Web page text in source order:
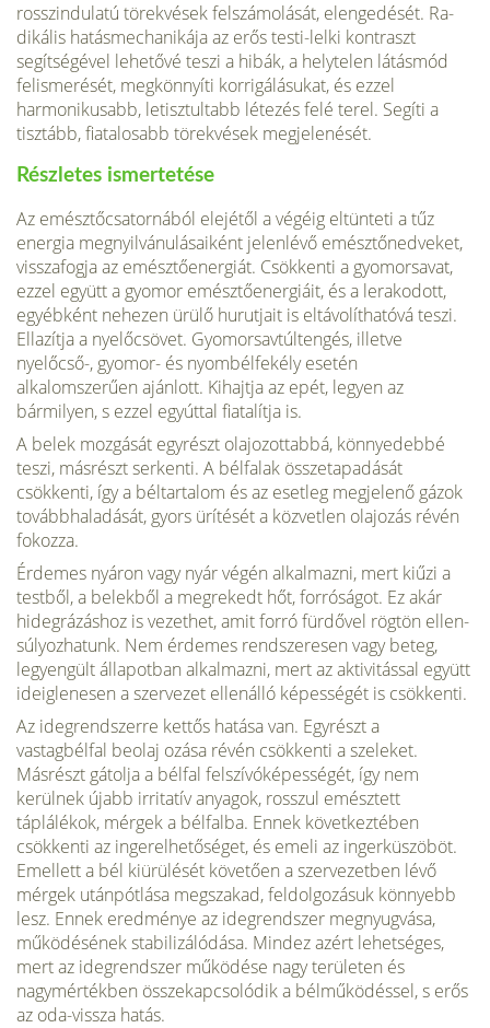
rosszindulatú törekvések felszámolását, elengedését. Ra­
dikális hatásmechanikája az erős testi-lelki kontraszt
segítségével lehetővé teszi a hibák, a helytelen látásmód
felismerését, megkönnyíti korrigálásukat, és ezzel
harmonikusabb, letisztultabb létezés felé terel. Segíti a
tisztább, fiatalosabb törekvések megjelenését.
Részletes ismertetése
Az emésztőcsatornából elejétől a végéig eltünteti a tűz
energia megnyilvánulásaiként jelenlévő emésztőnedveket,
visszafogja az emésztőenergiát. Csökkenti a gyomor­savat,
ezzel együtt a gyomor emésztőenergiáit, és a lerakodott,
egyébként nehezen ürülő hurutjait is eltávolíthatóvá teszi.
Ellazítja a nyelőcsövet. Gyomorsavtúltengés, illetve
nyelőcső-, gyomor- és nyombélfekély esetén
alkalomszerűen ajánlott. Kihajtja az epét, legyen az
bármilyen, s ezzel egyúttal fiatalítja is.
A belek mozgását egyrészt olajozottabbá, könnyedebbé
teszi, másrészt serkenti. A bélfalak összetapadását
csökkenti, így a béltartalom és az esetleg megjelenő gázok
továbbhaladását, gyors ürítését a közvetlen olajozás révén
fokozza.
Érdemes nyáron vagy nyár végén alkalmazni, mert kiűzi a
testből, a belekből a megre­kedt hőt, forróságot. Ez akár
hidegrázáshoz is vezethet, amit forró fürdővel rögtön ellen­
súlyozhatunk. Nem érdemes rendszeresen vagy beteg,
legyengült állapotban alkalmazni, mert az aktivitással együtt
ideiglenesen a szervezet ellenálló képességét is csökkenti.
Az idegrendszerre kettős hatása van. Egyrészt a
vastagbélfal beolaj ozása révén csökkenti a szeleket.
Másrészt gátolja a bélfal felszívóképességét, így nem
kerülnek újabb irritatív anyagok, rosszul emésztett
táplálékok, mérgek a bélfalba. Ennek kö­vetkeztében
csökkenti az ingerelhetőséget, és emeli az ingerküszöböt.
Emellett a bél kiürülését követően a szervezetben lévő
mérgek utánpótlása megszakad, feldolgozá­suk könnyebb
lesz. Ennek eredménye az idegrendszer megnyugvása,
működésének stabilizálódása. Mindez azért lehetséges,
mert az idegrendszer működése nagy terü­leten és
nagymértékben összekapcsolódik a bélműködéssel, s erős
az oda-vissza hatás.